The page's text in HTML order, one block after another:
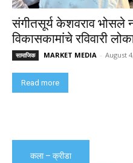
संगीतसूर्य केशवराव भोसले
विकासकामांचे रविवारी
सामाजिक MARKET MEDIA - August
Read more
कला – क्रीडा